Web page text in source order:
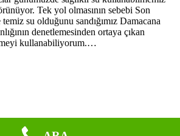
Tek yol olmasının sebebi Son
su olduğunu sandığımız Damacana
denetlemesinden ortaya çıkan
kullanabiliyorum.…